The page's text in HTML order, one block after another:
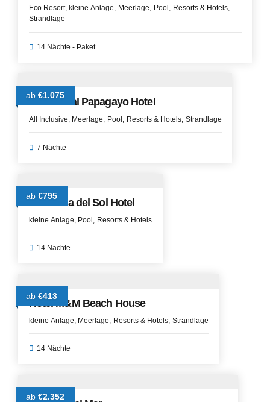
Eco Resort kleine Anlage Meerlage Pool
Resorts & Hotels
Strandlage
14 Nächte - Paket
ab €1.075
Occidental Papagayo Hotel
All Inclusive Meerlage Pool Resorts & Hotels Strandlage
7 Nächte
ab €795
La Puerta del Sol Hotel
kleine Anlage Pool Resorts & Hotels
14 Nächte
ab €413
Hotel M&M Beach House
kleine Anlage Meerlage Resorts & Hotels Strandlage
14 Nächte
ab €2.352